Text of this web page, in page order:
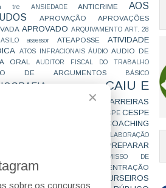
✕
sobre os concursos
tre ANSIEDADE ANTICRIME
AOS
APROVAÇÃO
APROVAÇÕES
APROVADO ARQUIVAMENTO ART. 28
ASILO assessor ATEAPOSSE
ATIVIDADE
ATOS INFRACIONAIS ÁUDIO AUDIO DE
ORAL
AUDITOR FISCAL DO TRABALHO
DE ARGUMENTOS BÁSICO
CAIU E
CARREIRAS
CARREIRAS
CEBRASPE CESPE
COACHING
DE TRÂNSITO BRASILEIRO
COLABORAÇÃO
À CORRUPÇÃO
COMO SE PREPARAR
COMPROMISSO DE
DE CONDUTA
CONCENTRAÇÃO
CONCURSEIROS